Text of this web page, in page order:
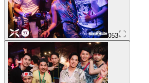
053